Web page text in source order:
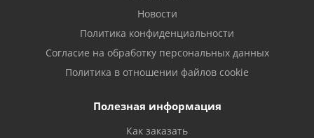
Новости
Политика конфиденциальности
Согласие на обработку персональных данных
Политика в отношении файлов cookie
Полезная информация
Как заказать